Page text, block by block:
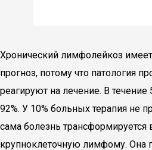
Хронический лимфолейкоз
прогноз, потому что патология
реагируют на лечение. В
92%. У 10% больных терапия не
сама болезнь
крупноклеточную лимфому. Она